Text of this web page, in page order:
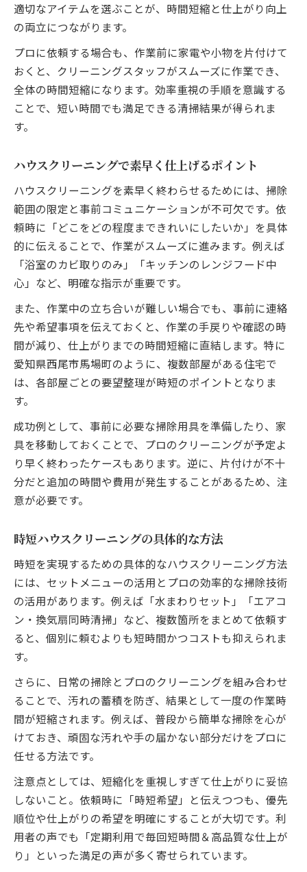
適切なアイテムを選ぶことが、時間短縮と仕上がり向上
の両立につながります。
プロに依頼する場合も、作業前に家電や小物を片付けて
おくと、クリーニングスタッフがスムーズに作業でき、
全体の時間短縮になります。効率重視の手順を意識する
ことで、短い時間でも満足できる清掃結果が得られま
す。
ハウスクリーニングで素早く仕上げるポイント
ハウスクリーニングを素早く終わらせるためには、掃除
範囲の限定と事前コミュニケーションが不可欠です。依
頼時に「どこをどの程度まできれいにしたいか」を具体
的に伝えることで、作業がスムーズに進みます。例えば
「浴室のカビ取りのみ」「キッチンのレンジフード中
心」など、明確な指示が重要です。
また、作業中の立ち合いが難しい場合でも、事前に連絡
先や希望事項を伝えておくと、作業の手戻りや確認の時
間が減り、仕上がりまでの時間短縮に直結します。特に
愛知県西尾市馬場町のように、複数部屋がある住宅で
は、各部屋ごとの要望整理が時短のポイントとなりま
す。
成功例として、事前に必要な掃除用具を準備したり、家
具を移動しておくことで、プロのクリーニングが予定よ
り早く終わったケースもあります。逆に、片付けが不十
分だと追加の時間や費用が発生することがあるため、注
意が必要です。
時短ハウスクリーニングの具体的な方法
時短を実現するための具体的なハウスクリーニング方法
には、セットメニューの活用とプロの効率的な掃除技術
の活用があります。例えば「水まわりセット」「エアコ
ン・換気扇同時清掃」など、複数箇所をまとめて依頼す
ると、個別に頼むよりも短時間かつコストも抑えられま
す。
さらに、日常の掃除とプロのクリーニングを組み合わせ
ることで、汚れの蓄積を防ぎ、結果として一度の作業時
間が短縮されます。例えば、普段から簡単な掃除を心が
けておき、頑固な汚れや手の届かない部分だけをプロに
任せる方法です。
注意点としては、短縮化を重視しすぎて仕上がりに妥協
しないこと。依頼時に「時短希望」と伝えつつも、優先
順位や仕上がりの希望を明確にすることが大切です。利
用者の声でも「定期利用で毎回短時間＆高品質な仕上が
り」といった満足の声が多く寄せられています。